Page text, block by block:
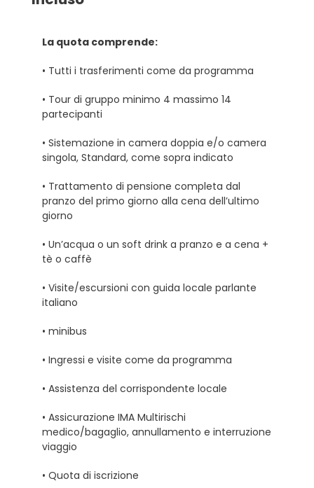
La quota comprende:
• Tutti i trasferimenti come da programma
• Tour di gruppo minimo 4 massimo 14
partecipanti
• Sistemazione in camera doppia e/o camera
singola, Standard, come sopra indicato
• Trattamento di pensione completa dal
pranzo del primo giorno alla cena dell’ultimo
giorno
• Un’acqua o un soft drink a pranzo e a cena +
tè o caffè
• Visite/escursioni con guida locale parlante
italiano
• minibus
• Ingressi e visite come da programma
• Assistenza del corrispondente locale
• Assicurazione IMA Multirischi
medico/bagaglio, annullamento e interruzione
viaggio
• Quota di iscrizione